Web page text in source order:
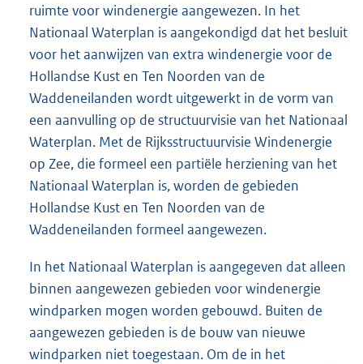
ruimte voor windenergie aangewezen. In het
Nationaal Waterplan is aangekondigd dat het besluit
voor het aanwijzen van extra windenergie voor de
Hollandse Kust en Ten Noorden van de
Waddeneilanden wordt uitgewerkt in de vorm van
een aanvulling op de structuurvisie van het Nationaal
Waterplan. Met de Rijksstructuurvisie Windenergie
op Zee, die formeel een partiële herziening van het
Nationaal Waterplan is, worden de gebieden
Hollandse Kust en Ten Noorden van de
Waddeneilanden formeel aangewezen.
In het Nationaal Waterplan is aangegeven dat alleen
binnen aangewezen gebieden voor windenergie
windparken mogen worden gebouwd. Buiten de
aangewezen gebieden is de bouw van nieuwe
windparken niet toegestaan. Om de in het